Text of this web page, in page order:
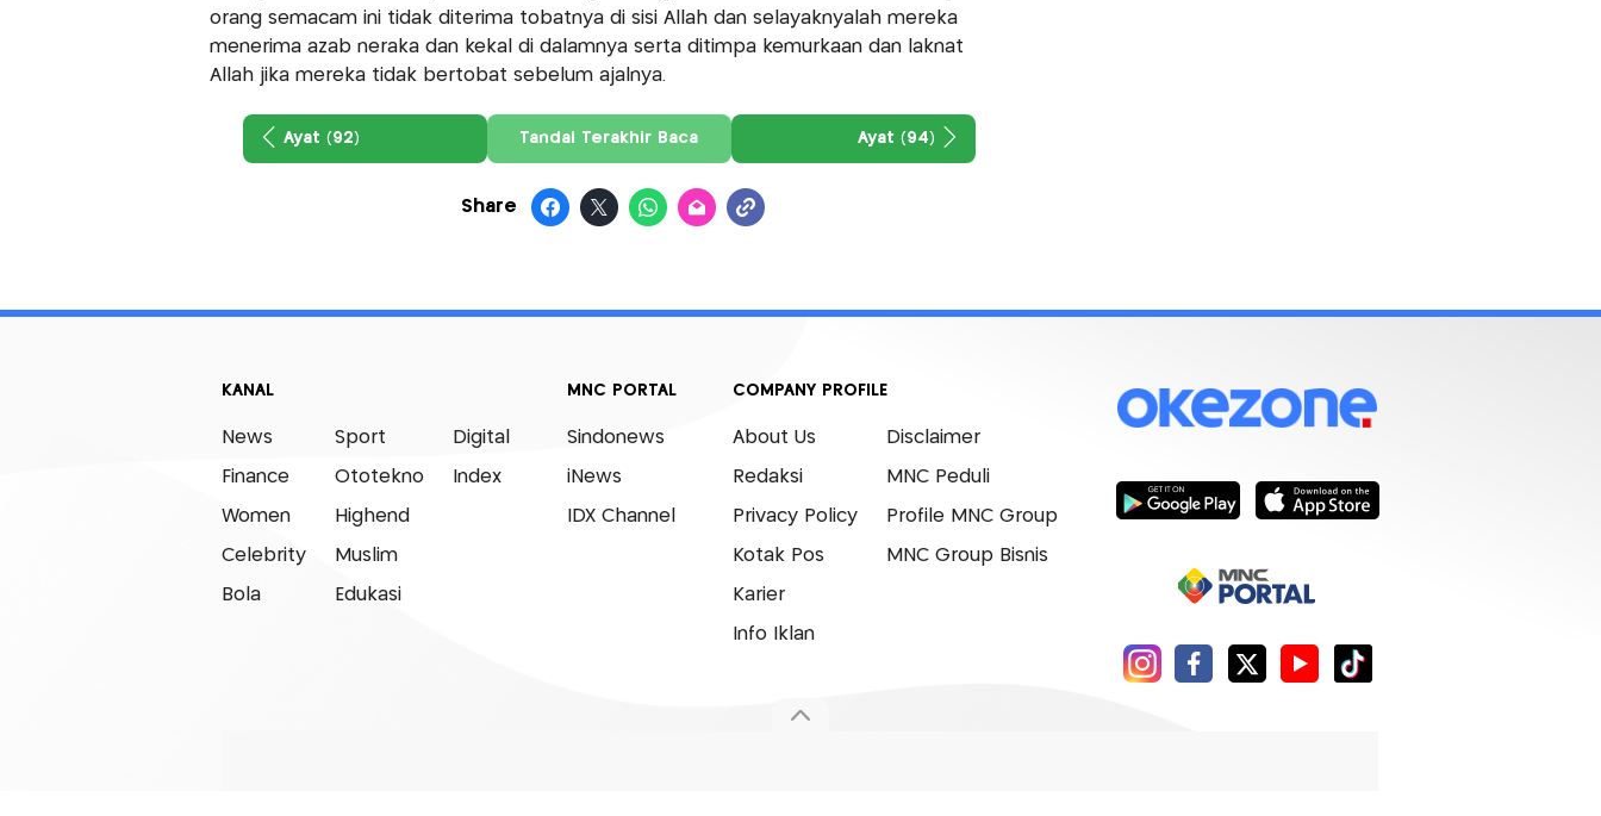
orang semacam ini tidak diterima tobatnya di sisi Allah dan selayaknyalah mereka
menerima azab neraka dan kekal di dalamnya serta ditimpa kemurkaan dan laknat
Allah jika mereka tidak bertobat sebelum ajalnya.
Ayat (92) Tandai Terakhir Baca Ayat (94)
Share